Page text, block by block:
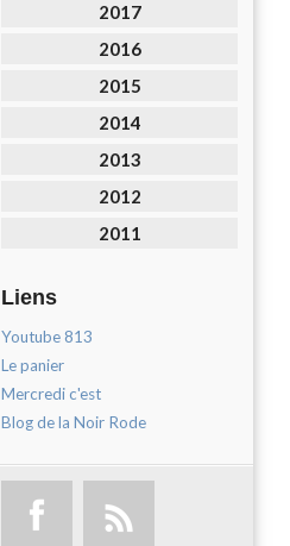
2017
2016
2015
2014
2013
2012
2011
Liens
Youtube 813
Le panier
Mercredi c'est
Blog de la Noir Rode